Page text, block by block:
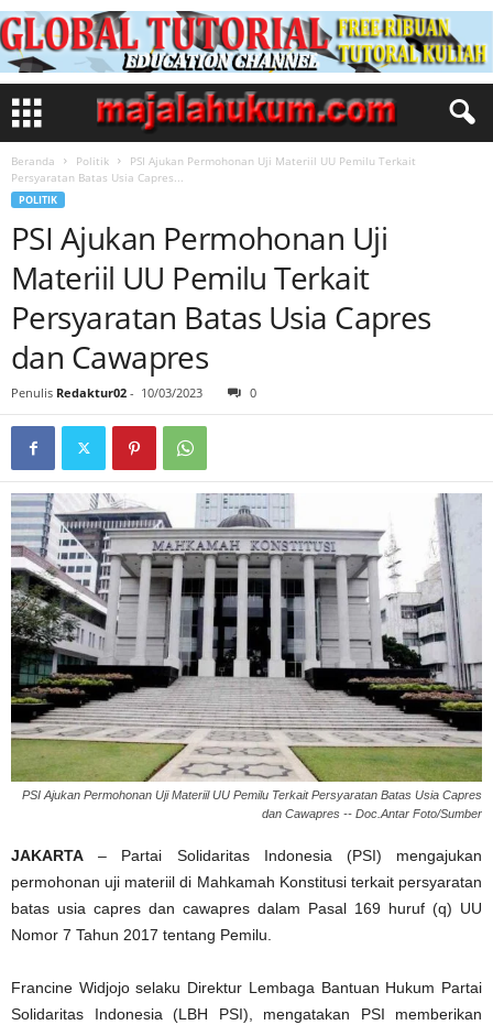
Beranda Politik
PSI Ajukan Permohonan Uji Materiil UU Pemilu Terkait
Persyaratan Batas Usia Capres...
POLITIK
PSI Ajukan Permohonan Uji
Materiil UU Pemilu Terkait
Persyaratan Batas Usia Capres
dan Cawapres
Penulis Redaktur02 - 10/03/2023 0
PSI Ajukan Permohonan Uji Materiil UU Pemilu Terkait Persyaratan Batas Usia Capres
dan Cawapres -- Doc.Antar Foto/Sumber
JAKARTA – Partai Solidaritas Indonesia (PSI) mengajukan
permohonan uji materiil di Mahkamah Konstitusi terkait persyaratan
batas usia capres dan cawapres dalam Pasal 169 huruf (q) UU
Nomor 7 Tahun 2017 tentang Pemilu.
Francine Widjojo selaku Direktur Lembaga Bantuan Hukum Partai
Solidaritas Indonesia (LBH PSI), mengatakan PSI memberikan